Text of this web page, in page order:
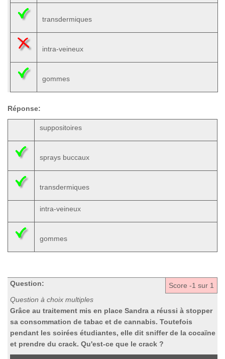
transdermiques
intra-veineux
gommes
Réponse:
suppositoires
sprays buccaux
transdermiques
intra-veineux
gommes
Score -1 sur 1
Question:
Question à choix multiples
Grâce au traitement mis en place Sandra a réussi à stopper
sa consommation de tabac et de cannabis. Toutefois
pendant les soirées étudiantes, elle dit sniffer de la cocaïne
et prendre du crack. Qu'est-ce que le crack ?